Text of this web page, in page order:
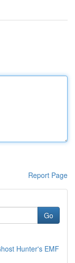
Report Page
Go
Hunter's EMF